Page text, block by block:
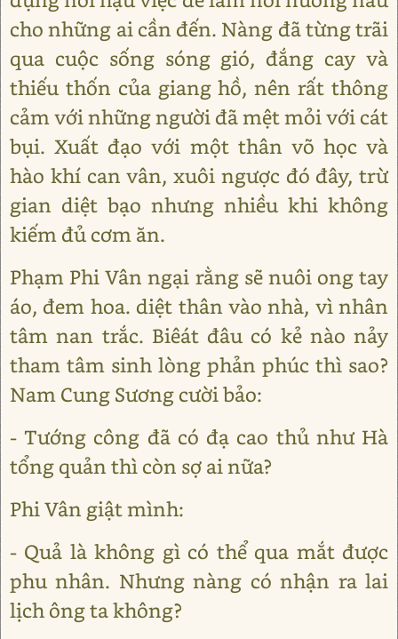
cho những ai cần đến. Nàng đã từng trãi
qua cuộc sống sóng gió, đắng cay và
thiếu thốn của giang hồ, nên rất thông
cảm với những người đã mệt mỏi với cát
bụi. Xuất đạo với một thân võ học và
hào khí can vân, xuôi ngược đó đây, trừ
gian diệt bạo nhưng nhiều khi không
kiếm đủ cơm ăn.
Phạm Phi Vân ngại rằng sẽ nuôi ong tay
áo, đem hoa. diệt thân vào nhà, vì nhân
tâm nan trắc. Biêát đâu có kẻ nào nảy
tham tâm sinh lòng phản phúc thì sao?
Nam Cung Sương cười bảo:
- Tướng công đã có đạ cao thủ như Hà
tổng quản thì còn sợ ai nữa?
Phi Vân giật mình:
- Quả là không gì có thể qua mắt được
phu nhân. Nhưng nàng có nhận ra lai
lịch ông ta không?